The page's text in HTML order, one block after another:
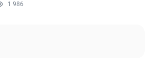
1 986